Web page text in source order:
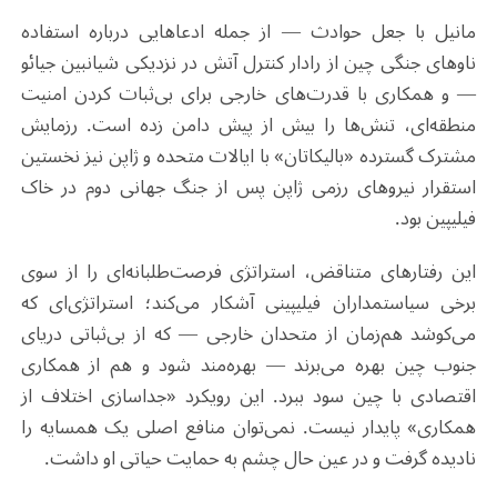
مانیل با جعل حوادث — از جمله ادعاهایی درباره استفاده
ناوهای جنگی چین از رادار کنترل آتش در نزدیکی شیانبین جیائو
— و همکاری با قدرت‌های خارجی برای بی‌ثبات کردن امنیت
منطقه‌ای، تنش‌ها را بیش از پیش دامن زده است. رزمایش
مشترک گسترده «بالیکاتان» با ایالات متحده و ژاپن نیز نخستین
استقرار نیروهای رزمی ژاپن پس از جنگ جهانی دوم در خاک
فیلیپین بود.
این رفتارهای متناقض، استراتژی فرصت‌طلبانه‌ای را از سوی
برخی سیاستمداران فیلیپینی آشکار می‌کند؛ استراتژی‌ای که
می‌کوشد هم‌زمان از متحدان خارجی — که از بی‌ثباتی دریای
جنوب چین بهره می‌برند — بهره‌مند شود و هم از همکاری
اقتصادی با چین سود ببرد. این رویکرد «جداسازی اختلاف از
همکاری» پایدار نیست. نمی‌توان منافع اصلی یک همسایه را
نادیده گرفت و در عین حال چشم به حمایت حیاتی او داشت.